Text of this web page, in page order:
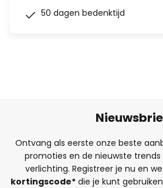
50 dagen bedenktijd
Ontvang als eerste onze beste
promoties en de nieuwste
verlichting. Registreer je nu en
kortingscode*die je kunt